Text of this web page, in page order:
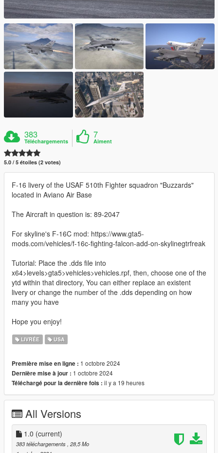
383
Téléchargements
7
Aiment
5.0 / 5 étoiles (2 votes)
F-16 livery of the USAF 510th Fighter squadron "Buzzards"
located in Aviano Air Base
The Aircraft in question is: 89-2047
For skyline's F-16C mod: https://www.gta5-
mods.com/vehicles/f-16c-fighting-falcon-add-on-skylinegtrfreak
Tutorial: Place the .dds file into
x64>levels>gta5>vehicles>vehicles.rpf, then, choose one of the
ytd within that directory, You can either replace an existent
livery or change the number of the .dds depending on how
many you have
Hope you enjoy!
LIVRÉE USA
Première mise en ligne : 1 octobre 2024
Dernière mise à jour : 1 octobre 2024
Téléchargé pour la dernière fois : il y a 19 heures
All Versions
1.0 (current)
383 téléchargements , 28,5 Mo